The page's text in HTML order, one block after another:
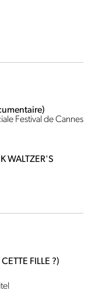
Festival de Cannes
WALTZER'S
FILLE ?)